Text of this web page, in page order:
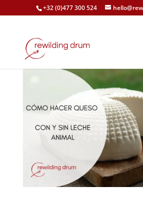
+32 (0)477 300 524